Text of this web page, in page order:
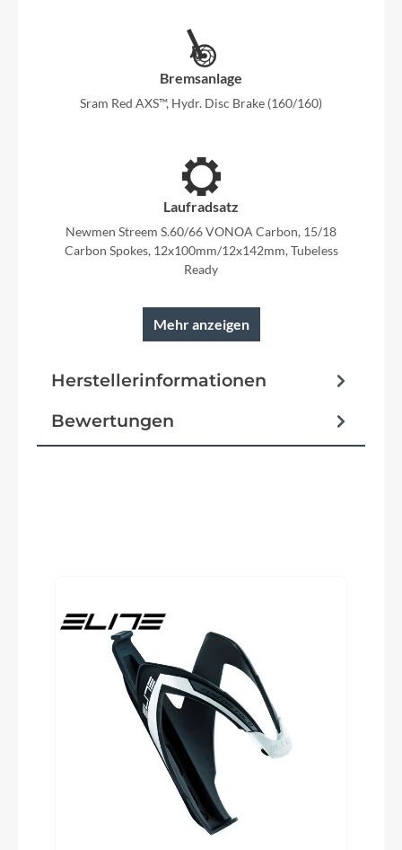
Bremsanlage
Sram Red AXS™, Hydr. Disc Brake (160/160)
Laufradsatz
Newmen Streem S.60/66 VONOA Carbon, 15/18
Carbon Spokes, 12x100mm/12x142mm, Tubeless
Ready
Rahmen
Twin Mold Technology, Aero Optimized Tubes,
Full Internal Cable Routing, Flat Mount Disc
Schalt-/ Bremsgriffeinheit
Sram Red AXS™
Lenkerband
ACID Bartape RC 2.5
Vorbau
ICR Aero Cockpit System, Integrated Cable
Mehr anzeigen
Herstellerinformationen
Bewertungen